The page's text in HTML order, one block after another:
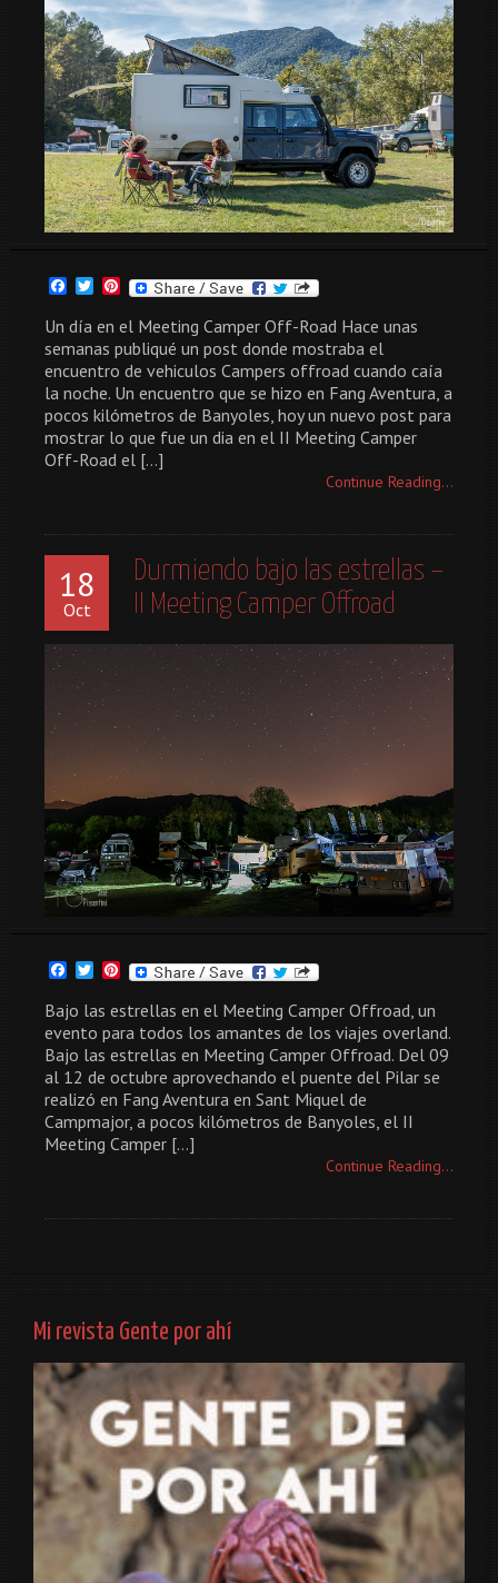
Facebook
TwitterPinterest
Un día en el Meeting Camper Off-Road Hace unas
semanas publiqué un post donde mostraba el
encuentro de vehiculos Campers offroad cuando caía
la noche. Un encuentro que se hizo en Fang Aventura, a
pocos kilómetros de Banyoles, hoy un nuevo post para
mostrar lo que fue un dia en el II Meeting Camper
Off-Road el […]
Continue Reading...
18
Oct
Durmiendo bajo las estrellas –
II Meeting Camper Offroad
Facebook
TwitterPinterest
Bajo las estrellas en el Meeting Camper Offroad, un
evento para todos los amantes de los viajes overland.
Bajo las estrellas en Meeting Camper Offroad. Del 09
al 12 de octubre aprovechando el puente del Pilar se
realizó en Fang Aventura en Sant Miquel de
Campmajor, a pocos kilómetros de Banyoles, el II
Meeting Camper […]
Continue Reading...
Mi revista Gente por ahí